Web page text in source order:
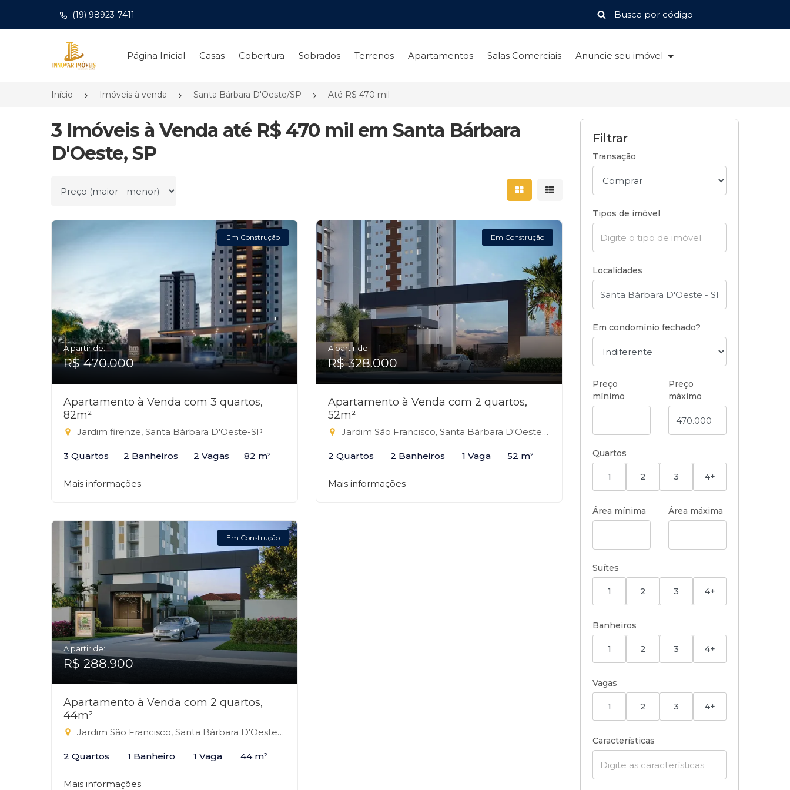
(19) 98923-7411
Página inicial
Página Inicial Casas Cobertura Sobrados Terrenos Apartamentos Salas Comerciais Anuncie seu imóvel
Início Imóveis à venda Santa Bárbara D'Oeste/SP Até R$ 470 mil
3 Imóveis à Venda até R$ 470 mil em Santa Bárbara
D'Oeste, SP
Ordenar por Mostrar resultados em grade
Mostrar resultados em lista
Em Construção
A partir de:
R$ 470.000
Apartamento à Venda com 3 quartos,
82m²
Jardim firenze, Santa Bárbara D'Oeste-SP
3 Quartos 2 Banheiros 2 Vagas 82 m²
Mais informações
Em Construção
A partir de:
R$ 328.000
Apartamento à Venda com 2 quartos,
52m²
Jardim São Francisco, Santa Bárbara D'Oeste-SP
2 Quartos 2 Banheiros 1 Vaga 52 m²
Mais informações
Em Construção
A partir de:
R$ 288.900
Apartamento à Venda com 2 quartos,
44m²
Jardim São Francisco, Santa Bárbara D'Oeste-SP
2 Quartos 1 Banheiro 1 Vaga 44 m²
Mais informações
Filtrar
Transação
Tipos de imóvel
Localidades
Em condomínio fechado?
Preço
mínimo
Preço
máximo
Quartos
1 2 3 4+
Área mínima Área máxima
Suítes
1 2 3 4+
Banheiros
1 2 3 4+
Vagas
1 2 3 4+
Características